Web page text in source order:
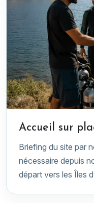
Accueil sur
Briefing du site par
nécessaire depuis
départ vers les Îles